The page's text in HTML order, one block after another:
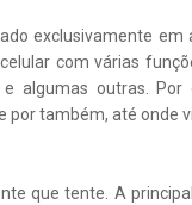
exclusivamente em
com várias
algumas outras.
também, até onde
que tente. A